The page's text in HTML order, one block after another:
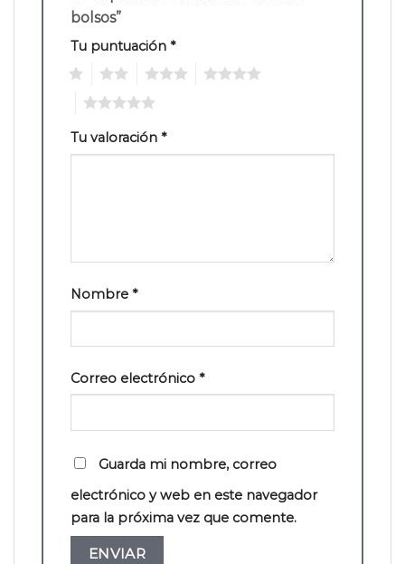
bolsos”
Tu puntuación *
Tu valoración *
Nombre *
Correo electrónico *
Guarda mi nombre, correo
electrónico y web en este navegador
para la próxima vez que comente.